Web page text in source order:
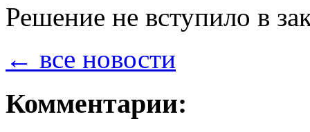
Решение не вступило в
← все новости
Комментарии: